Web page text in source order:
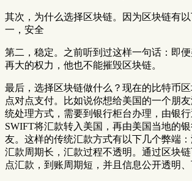
其次，为什么选择区块链。因为区块链有
一，安全
第二，稳定。之前听到过这样一句话：即
再大的权力，他也不能摧毁区块链。
最后，选择区块链做什么？现在的比特币
点对点支付。比如说你想给美国的一个朋
统处理方式，需要到银行柜台办理，由银
SWIFT将汇款转入美国，再由美国当地的
友。这样的传统汇款方式有以下几个弊端：
汇款周期长，汇款过程不透明。通过区块
点汇款，到账周期短，并且信息公开透明、